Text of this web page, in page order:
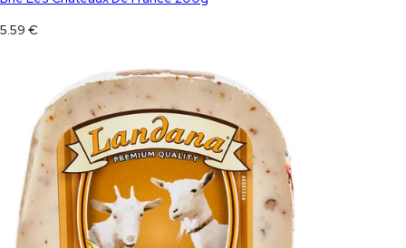
5.59 €